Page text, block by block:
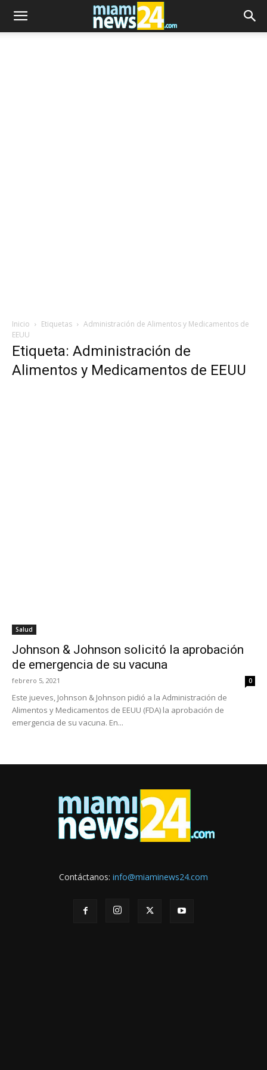
Inicio Etiquetas
Administración de Alimentos y Medicamentos de
EEUU
Etiqueta: Administración de
Alimentos y Medicamentos de EEUU
Salud
Johnson & Johnson solicitó la aprobación
de emergencia de su vacuna
febrero 5, 2021 0
Este jueves, Johnson & Johnson pidió a la Administración de
Alimentos y Medicamentos de EEUU (FDA) la aprobación de
emergencia de su vacuna. En...
Contáctanos: info@miaminews24.com